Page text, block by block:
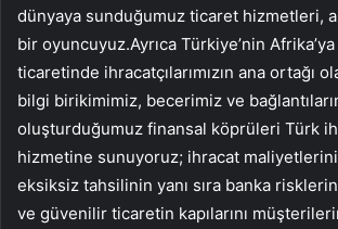
dünyaya sunduğumuz ticaret hizmetleri,
bir oyuncuyuz.Ayrıca Türkiye’nin Afrika’ya
ticaretinde ihracatçılarımızın ana ortağı
bilgi birikimimiz, becerimiz ve
oluşturduğumuz finansal köprüleri Türk
hizmetine sunuyoruz; ihracat
eksiksiz tahsilinin yanı sıra banka
ve güvenilir ticaretin kapılarını